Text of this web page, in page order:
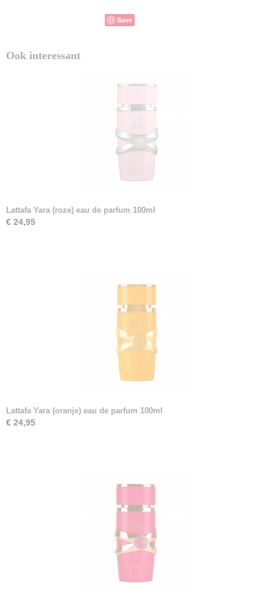
Save
Ook interessant
Lattafa Yara (roze) eau de parfum 100ml
€ 24,95
Lattafa Yara (oranje) eau de parfum 100ml
€ 24,95